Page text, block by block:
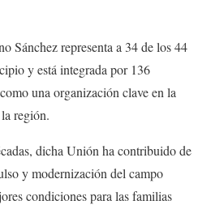
Sánchez representa a 34 de los 44
y está integrada por 136
una organización clave en la
región.
dicha Unión ha contribuido de
y modernización del campo
condiciones para las familias